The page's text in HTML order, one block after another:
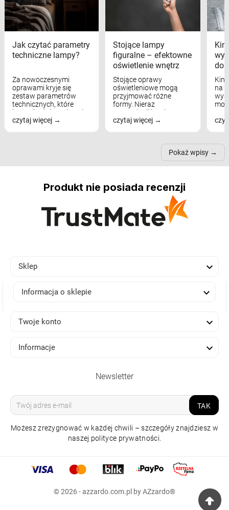
Jak czytać parametry
techniczne lampy?
Za nowoczesnymi
oprawami kryje się
zestaw parametrów
technicznych, które
bezpośrednio wpływają
na komfort widzenia,
czytaj więcej
Stojące lampy
figuralne – efektowne
oświetlenie wnętrz
Stojące oprawy
oświetleniowe mogą
przyjmować różne
formy. Nieraz
wspominaliśmy już
modele na łukowych
nich może przydać się w
czytaj więcej
na
Pokaż wpisy
Produkt nie posiada recenzji
Sklep 
Informacja o sklepie 
Twoje konto 
Informacje 
Newsletter
TAK
Możesz zrezygnować w każdej chwili – szczegóły znajdziesz w
naszej polityce prywatności.
© 2026 - azzardo.com.pl by AZzardo®